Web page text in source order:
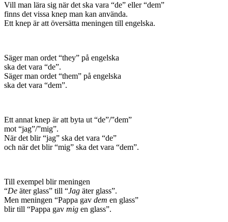
Vill man lära sig när det ska vara “de” eller “dem”
finns det vissa knep man kan använda.
Ett knep är att översätta meningen till engelska.
Säger man ordet “they” på engelska
ska det vara “de”.
Säger man ordet “them” på engelska
ska det vara “dem”.
Ett annat knep är att byta ut “de”/”dem”
mot “jag”/”mig”.
När det blir “jag” ska det vara “de”
och när det blir “mig” ska det vara “dem”.
Till exempel blir meningen
“De äter glass” till “Jag äter glass”.
Men meningen “Pappa gav dem en glass”
blir till “Pappa gav mig en glass”.